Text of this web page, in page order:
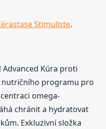
Stimuliste.
Advanced Kúra proti
nutričního programu pro
omega-
chránit a hydratovat
Exkluzivní složka